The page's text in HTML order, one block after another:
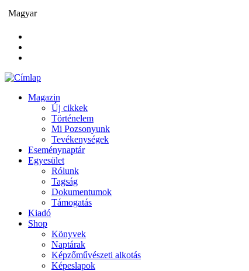
Ugrás
Magyar
navigation
Magazin
Új cikkek
Történelem
Mi Pozsonyunk
Tevékenységek
Eseménynaptár
Egyesület
Rólunk
Tagság
Dokumentumok
Támogatás
Kiadó
Shop
Könyvek
Naptárak
Képzőművészeti alkotás
Képeslapok